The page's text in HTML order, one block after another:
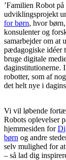
’Familien Robot på
udviklingsprojekt
for børn, hvor
konsulenter og
samarbejder om at
pædagogiske idéer
bruge digitale
daginstitutionerne.
robotter, som af
det helt nye i
Promootiollisesti
lääkeverkko
nopeat
hinnat ja
tilaamisesta
Kampanjasivut
Vi vil løbende
Robots oplevelser
hjemmesiden for
børn og andre
selv mulighed for
– så lad dig